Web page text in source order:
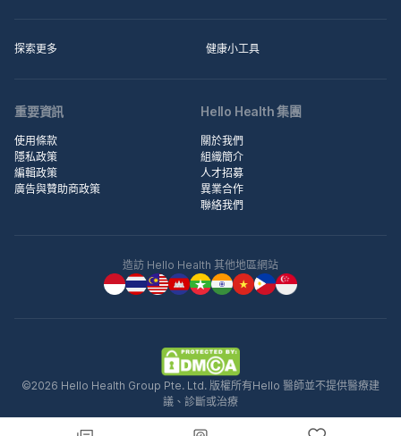
探索更多 健康小工具
重要資訊
使用條款
隱私政策
編輯政策
廣告與贊助商政策
Hello Health 集團
關於我們
組織簡介
人才招募
異業合作
聯絡我們
造訪 Hello Health 其他地區網站
©2026 Hello Health Group Pte. Ltd. 版權所有Hello 醫師並不提供醫療建
議、診斷或治療